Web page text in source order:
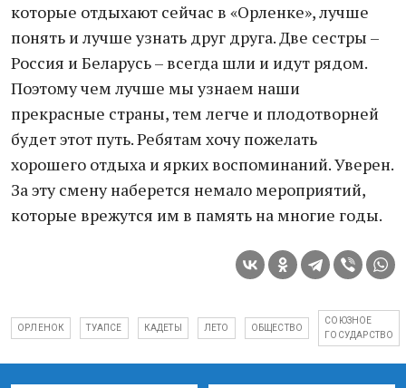
которые отдыхают сейчас в «Орленке», лучше
понять и лучше узнать друг друга. Две сестры –
Россия и Беларусь – всегда шли и идут рядом.
Поэтому чем лучше мы узнаем наши
прекрасные страны, тем легче и плодотворней
будет этот путь. Ребятам хочу пожелать
хорошего отдыха и ярких воспоминаний. Уверен.
За эту смену наберется немало мероприятий,
которые врежутся им в память на многие годы.
ОРЛЕНОК ТУАПСЕ КАДЕТЫ ЛЕТО ОБЩЕСТВО
СОЮЗНОЕ
ГОСУДАРСТВО